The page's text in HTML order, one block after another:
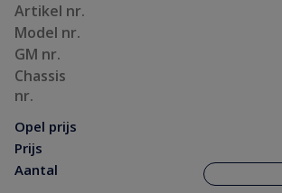
Artikel nr.
Model nr.
GM nr.
Chassis
nr.
Opel prijs
Prijs
Aantal